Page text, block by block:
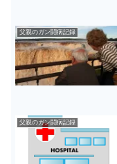
父親のガン闘病記録
父親のガン闘病記録